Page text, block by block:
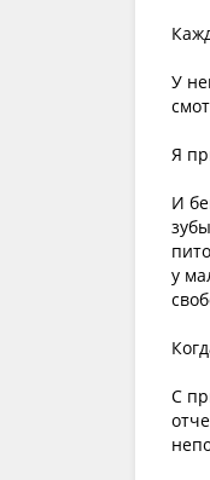
У
Я
И
у
С